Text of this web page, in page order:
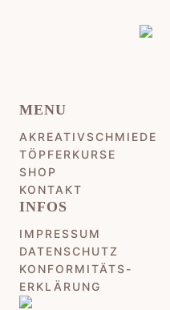
MENU
AKREATIVSCHMIEDE
TÖPFERKURSE
SHOP
KONTAKT
INFOS
IMPRESSUM
DATENSCHUTZ
KONFORMITÄTS-
ERKLÄRUNG